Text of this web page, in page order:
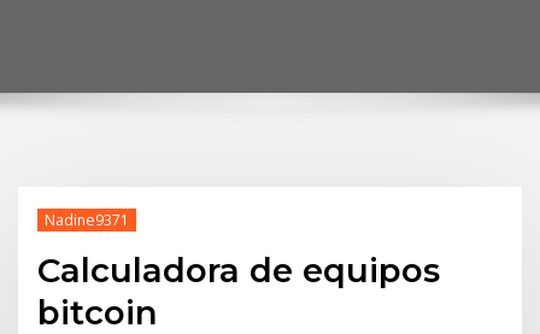
Nadine9371
Calculadora de equipos
bitcoin